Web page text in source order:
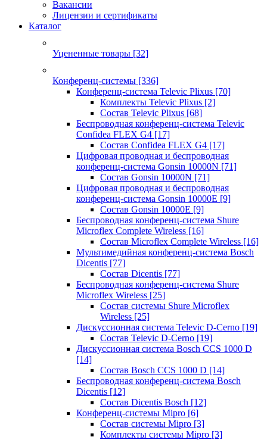
Вакансии
Лицензии и сертификаты
Каталог
Уцененные товары [32]
Конференц-системы [336]
Конференц-система Televic Plixus [70]
Комплекты Televic Plixus [2]
Состав Televic Plixus [68]
Беспроводная конференц-система Televic
Confidea FLEX G4 [17]
Состав Confidea FLEX G4 [17]
Цифровая проводная и беспроводная
конференц-система Gonsin 10000N [71]
Состав Gonsin 10000N [71]
Цифровая проводная и беспроводная
конференц-система Gonsin 10000E [9]
Состав Gonsin 10000E [9]
Беспроводная конференц-система Shure
Microflex Complete Wireless [16]
Состав Microflex Complete Wireless [16]
Мультимедийная конференц-система Bosch
Dicentis [77]
Состав Dicentis [77]
Беспроводная конференц-система Shure
Microflex Wireless [25]
Состав системы Shure Microflex
Wireless [25]
Дискуссионная система Televic D-Cerno [19]
Состав Televic D-Cerno [19]
Дискуссионная система Bosch CCS 1000 D
[14]
Состав Bosch CCS 1000 D [14]
Беспроводная конференц-система Bosch
Dicentis [12]
Состав Dicentis Bosch [12]
Конференц-системы Mipro [6]
Состав системы Mipro [3]
Комплекты системы Mipro [3]